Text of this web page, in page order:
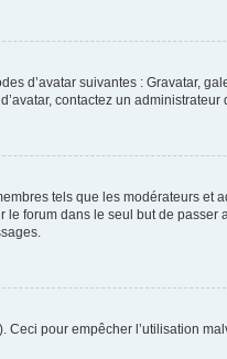
d’avatar suivantes : Gravatar,
contactez un administrateur
tels que les modérateurs et
forum dans le seul but de
pour empêcher l’utilisation